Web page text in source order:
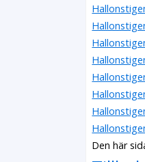
Den här